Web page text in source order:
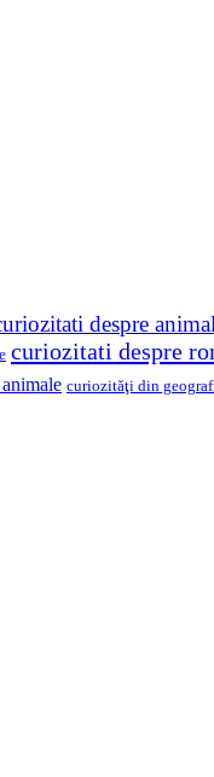
despre
curiozitati despre
curiozităţi din